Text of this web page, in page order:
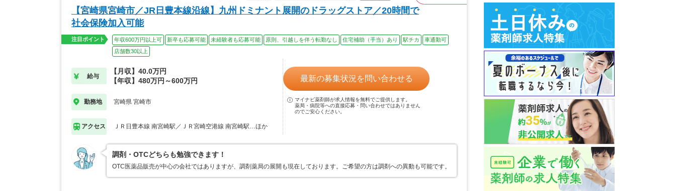
【宮崎県宮崎市／JR日豊本線沿線】九州ドミナント展開のドラッグストア／20時間で
社会保険加入可能
注目ポイント 年収600万円以上可 新卒も応募可能 未経験者も応募可能 原則、引越しを伴う転勤なし 住宅補助（手当）あり 駅チカ
車通勤可
店舗数30以上
給与
【月収】40.0万円
【年収】480万円～600万円
勤務地 宮崎県 宮崎市
アクセス ＪＲ日豊本線 南宮崎駅／ＪＲ宮崎空港線 南宮崎駅…ほか
最新の募集状況を問い合わせる
マイナビ薬剤師が求人情報を無料でご提供します。
薬局・病院等への直接応募・問い合わせではありません
のでご安心ください。
調剤・OTCどちらも勉強できます！
OTC医薬品販売が中心の会社ではありますが、調剤薬局の展開も現在しております。ご希望の方は調剤への異動も可能です。